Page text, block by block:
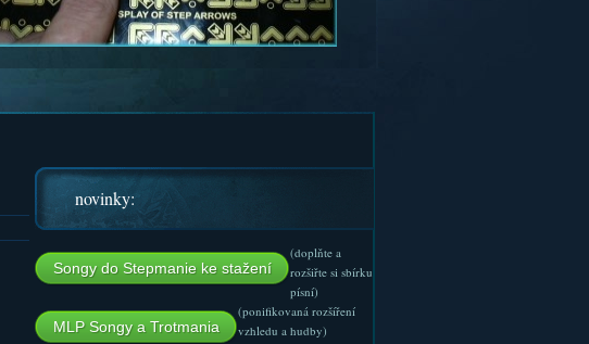
novinky:
Songy do Stepmanie ke stažení
(doplňte a
rozšiřte si sbírku
písní)
MLP Songy a Trotmania
(ponifikovaná rozšíření
vzhledu a hudby)